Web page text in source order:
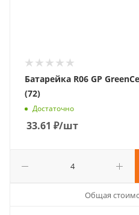
Батарейка R06 GP
(72)
Достаточно
33.61 ₽/шт
Общая